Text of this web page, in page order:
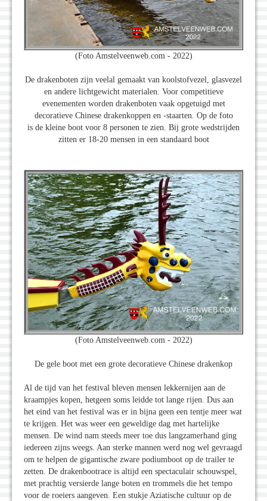
(Foto Amstelveenweb.com - 2022)
De drakenboten zijn veelal gemaakt van koolstofvezel, glasvezel
en andere lichtgewicht materialen. Voor competitieve
evenementen worden drakenboten vaak opgetuigd met
decoratieve Chinese drakenkoppen en -staarten. Op de foto
is de kleine boot voor 8 personen te zien. Bij grote wedstrijden
zitten er 18-20 mensen in een standaard boot
(Foto Amstelveenweb.com - 2022)
De gele boot met een grote decoratieve Chinese drakenkop
Al de tijd van het festival bleven mensen lekkernijen aan de
kraampjes kopen, hetgeen soms leidde tot lange rijen. Dus aan
het eind van het festival was er in bijna geen een tentje meer wat
te krijgen. Het was weer een geweldige dag met hartelijke
mensen. De wind nam steeds meer toe dus langzamerhand ging
iedereen zijns weegs. Aan sterke mannen werd nog wel gevraagd
om te helpen de gigantische zware podiumboot op de trailer te
zetten. De drakenbootrace is altijd een spectaculair schouwspel,
met prachtig versierde lange boten en trommels die het tempo
voor de roeiers aangeven. Een stukje Aziatische cultuur op de